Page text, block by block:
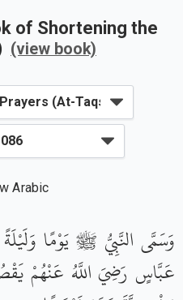
of Shortening the
(view book)
Arabic
وَسَمَّى النَّبِيُّ ﷺ يَوْمًا
عَبَّاسٍ رَضِيَ اللَّهُ عَنْهُمْ